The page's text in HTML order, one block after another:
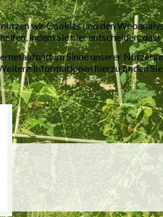
wir Cookies und den
indem Sie hier entscheiden,
im Sinne unserer
Informationen hierzu finden